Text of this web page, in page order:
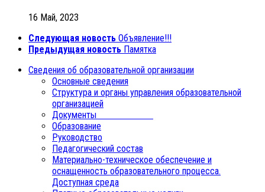
16 Май, 2023
Следующая новость Объявление!!!
Предыдущая новость Памятка
Сведения об образовательной организации
Основные сведения
Структура и органы управления образовательной
организацией
Документы
Образование
Руководство
Педагогический состав
Материально-техническое обеспечение и
оснащенность образовательного процесса.
Доступная среда